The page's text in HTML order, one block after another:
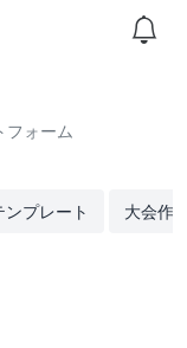
フォーム
ンプレート 大会作